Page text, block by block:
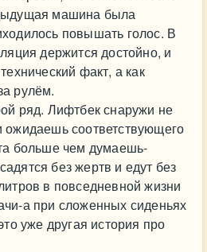
машина была
повышать голос. В
держится достойно, и
факт, а как
рулём.
ряд. Лифтбек снаружи не
соответствующего
больше чем думаешь-
без жертв и едут без
в повседневной жизни
а при сложенных сиденьях
уже другая история про